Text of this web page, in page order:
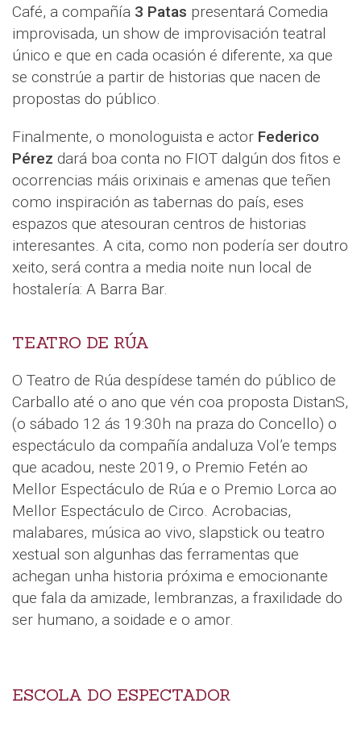
Café, a compañía 3 Patas presentará Comedia
improvisada, un show de improvisación teatral
único e que en cada ocasión é diferente, xa que
se constrúe a partir de historias que nacen de
propostas do público.
Finalmente, o monologuista e actor Federico
Pérez dará boa conta no FIOT dalgún dos fitos e
ocorrencias máis orixinais e amenas que teñen
como inspiración as tabernas do país, eses
espazos que atesouran centros de historias
interesantes. A cita, como non podería ser doutro
xeito, será contra a media noite nun local de
hostalería: A Barra Bar.
TEATRO DE RÚA
O Teatro de Rúa despídese tamén do público de
Carballo até o ano que vén coa proposta DistanS,
(o sábado 12 ás 19:30h na praza do Concello) o
espectáculo da compañía andaluza Vol’e temps
que acadou, neste 2019, o Premio Fetén ao
Mellor Espectáculo de Rúa e o Premio Lorca ao
Mellor Espectáculo de Circo. Acrobacias,
malabares, música ao vivo, slapstick ou teatro
xestual son algunhas das ferramentas que
achegan unha historia próxima e emocionante
que fala da amizade, lembranzas, a fraxilidade do
ser humano, a soidade e o amor.
ESCOLA DO ESPECTADOR